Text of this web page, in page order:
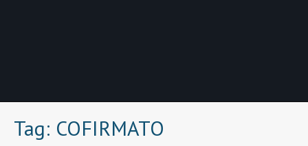
Tag: COFIRMATO